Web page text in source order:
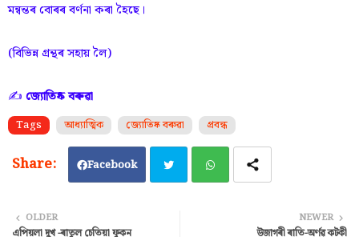
মন্বন্তৰ বোৰৰ বৰ্ণনা কৰা হৈছে।
(বিভিন্ন গ্ৰন্থৰ সহায় লৈ)
✍ জ্যোতিষ্ক বৰুৱা
Tags আধ্যাত্মিক জ্যোতিষ্ক বৰুৱা প্রবন্ধ
Facebook
NEWER
উজাগৰী ৰাতি-অৰ্ণৱ কটকী
OLDER
এপিয়লা দুখ -ৰাতুল চেতিয়া ফুকন